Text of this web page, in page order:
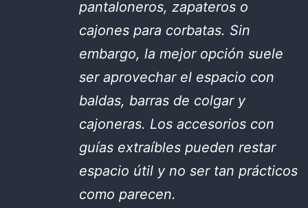
pantaloneros, zapateros o
cajones para corbatas. Sin
embargo, la mejor opción suele
ser aprovechar el espacio con
baldas, barras de colgar y
cajoneras. Los accesorios con
guías extraíbles pueden restar
espacio útil y no ser tan prácticos
como parecen.